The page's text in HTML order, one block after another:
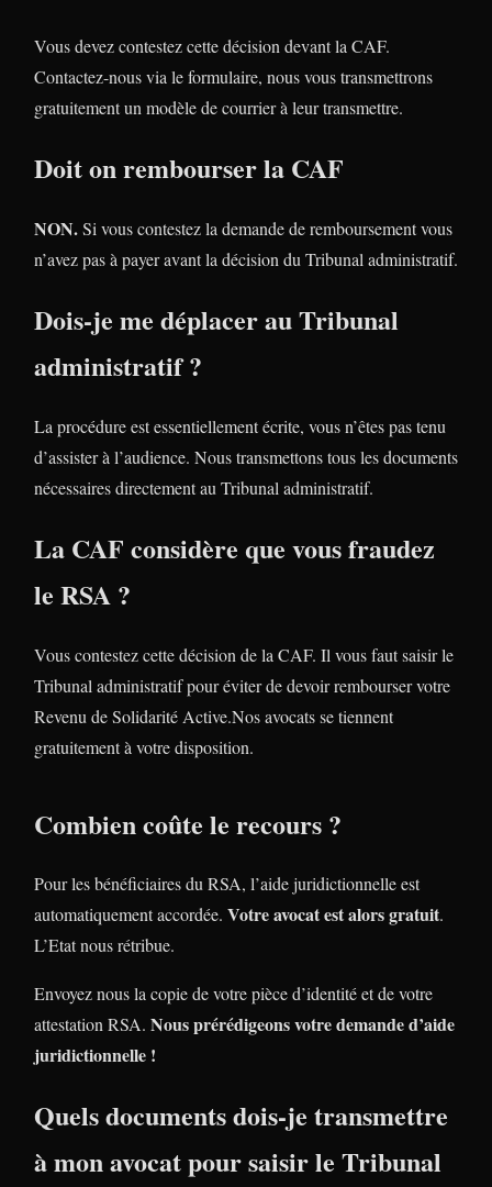
Vous devez contestez cette décision devant la CAF.
Contactez-nous via le formulaire, nous vous transmettrons
gratuitement un modèle de courrier à leur transmettre.
Doit on rembourser la CAF
NON.Si vous contestez la demande de remboursement vous
n’avez pas à payer avant la décision du Tribunal administratif.
Dois-je me déplacer au Tribunal
administratif ?
La procédure est essentiellement écrite, vous n’êtes pas tenu
d’assister à l’audience. Nous transmettons tous les documents
nécessaires directement au Tribunal administratif.
La CAF considère que vous fraudez
le RSA ?
Vous contestez cette décision de la CAF. Il vous faut saisir le
Tribunal administratif pour éviter de devoir rembourser votre
Revenu de Solidarité Active.Nos avocats se tiennent
gratuitement à votre disposition.
Combien coûte le recours ?
Pour les bénéficiaires du RSA, l’aide juridictionnelle est
automatiquement accordée. Votre avocat est alors gratuit.
L’Etat nous rétribue.
Envoyez nous la copie de votre pièce d’identité et de votre
attestation RSA. Nous prérédigeons votre demande d’aide
juridictionnelle !
Quels documents dois-je transmettre
à mon avocat pour saisir le Tribunal